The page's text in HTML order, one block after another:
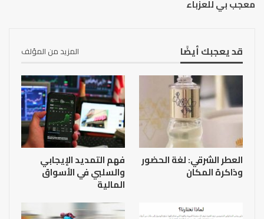
معجب بي للعزباء
قد يعجبك أيضًا المزيد من المؤلف
العطر الشرقي: لغة الحضور
وذاكرة المكان
فهم التمديد الإيجابي
والسلبي في الأسواق
المالية